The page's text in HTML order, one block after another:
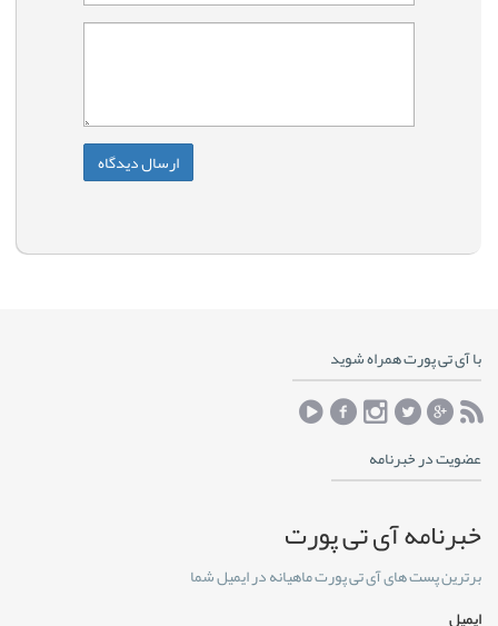
با آی تی پورت همراه شوید
عضویت در خبرنامه
خبرنامه آی تی پورت
برترین پست های آی تی پورت ماهیانه در ایمیل شما
ایمیل